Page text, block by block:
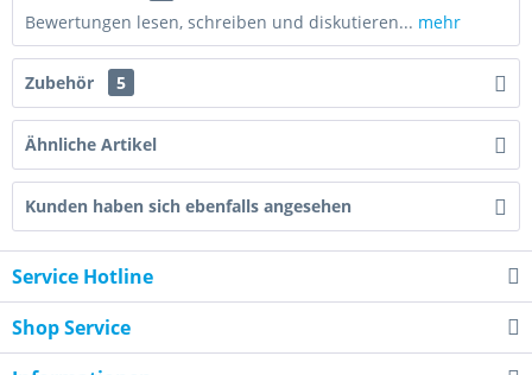
Bewertungen lesen, schreiben und diskutieren... mehr
Zubehör 5
Ähnliche Artikel
Kunden haben sich ebenfalls angesehen
Service Hotline
Shop Service